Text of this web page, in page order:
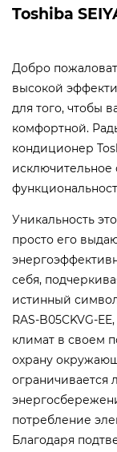
Toshiba
Добро
высокой
для того, чтобы
комфортной.
кондиционер
исключительное
Уникальность
просто его
себя,
истинный
RAS-B05CKVG-
климат в своем
охрану
потребление
Благодаря